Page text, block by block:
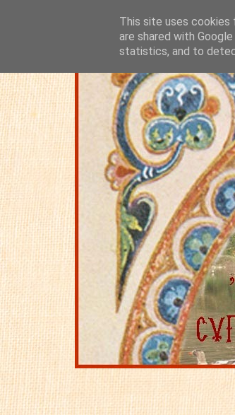
This site uses cookies
are shared with
statistics, and to